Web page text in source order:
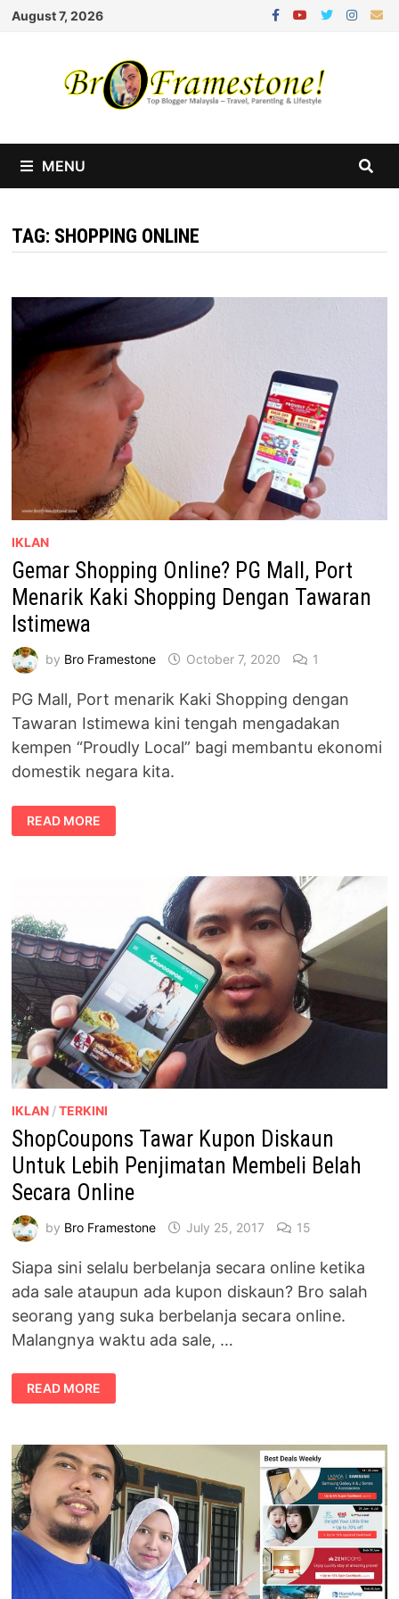
Skip
August 7, 2026
MENU
TAG: SHOPPING ONLINE
IKLAN
Gemar Shopping Online? PG Mall, Port
Menarik Kaki Shopping Dengan Tawaran
Istimewa
by Bro Framestone October 7, 2020 1
PG Mall, Port menarik Kaki Shopping dengan
Tawaran Istimewa kini tengah mengadakan
kempen “Proudly Local” bagi membantu ekonomi
domestik negara kita.
GEMAR
SHOPPING
ONLINE?
SHOPPING
DENGAN
TAWARAN
ISTIMEWA
READ MORE
IKLAN /TERKINI
ShopCoupons Tawar Kupon Diskaun
Untuk Lebih Penjimatan Membeli Belah
Secara Online
by Bro Framestone July 25, 2017 15
Siapa sini selalu berbelanja secara online ketika
ada sale ataupun ada kupon diskaun? Bro salah
seorang yang suka berbelanja secara online.
Malangnya waktu ada sale, …
SHOPCOUPONS
TAWAR
KUPON
LEBIH
PENJIMATAN
MEMBELI
BELAH
SECARA
ONLINE
READ MORE